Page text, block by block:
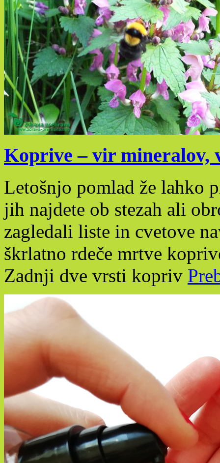
Koprive – vir mineralov,
Letošnjo pomlad že lahko
jih najdete ob stezah ali
zagledali liste in cvetove
škrlatno rdeče mrtve
Zadnji dve vrsti kopriv